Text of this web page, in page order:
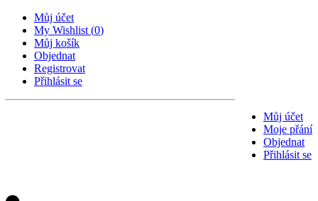
Můj účet
My Wishlist (0)
Můj košík
Objednat
Registrovat
Přihlásit se
Můj účet
Moje přání
Objednat
Přihlásit se